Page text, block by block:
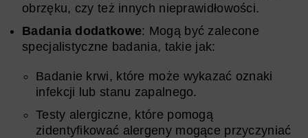
obrzęku, czy też innych nieprawidłowości.
Badania dodatkowe: Mogą być zalecone
specjalistyczne badania, takie jak:
Badanie krwi, które może wykazać oznaki
infekcji lub stanu zapalnego.
Testy alergiczne, które pomogą
zidentyfikować alergeny mogące przyczyniać